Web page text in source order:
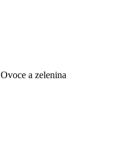
Ovoce a zelenina